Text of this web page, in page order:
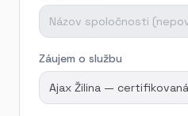
Záujem o službu